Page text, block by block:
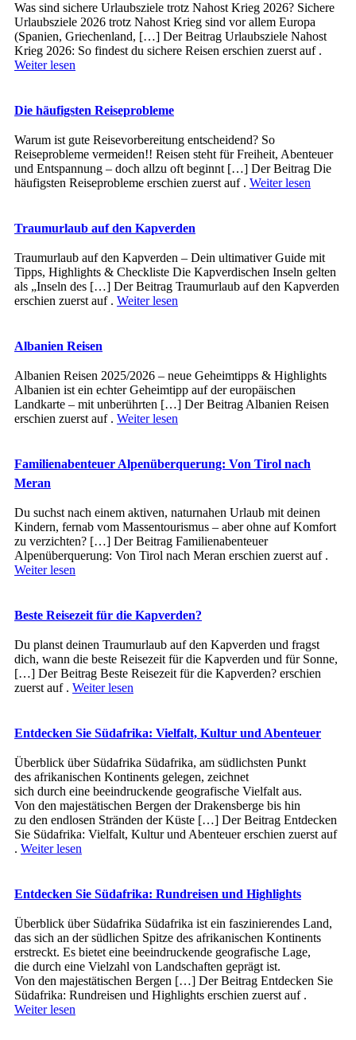
Was sind sichere Urlaubsziele trotz Nahost Krieg 2026? Sichere
Urlaubsziele 2026 trotz Nahost Krieg sind vor allem Europa
(Spanien, Griechenland, […] Der Beitrag Urlaubsziele Nahost
Krieg 2026: So findest du sichere Reisen erschien zuerst auf .
Weiter lesen
Die häufigsten Reiseprobleme
Warum ist gute Reisevorbereitung entscheidend? So
Reiseprobleme vermeiden!! Reisen steht für Freiheit, Abenteuer
und Entspannung – doch allzu oft beginnt […] Der Beitrag Die
häufigsten Reiseprobleme erschien zuerst auf . Weiter lesen
Traumurlaub auf den Kapverden
Traumurlaub auf den Kapverden – Dein ultimativer Guide mit
Tipps, Highlights & Checkliste Die Kapverdischen Inseln gelten
als „Inseln des […] Der Beitrag Traumurlaub auf den Kapverden
erschien zuerst auf . Weiter lesen
Albanien Reisen
Albanien Reisen 2025/2026 – neue Geheimtipps & Highlights
Albanien ist ein echter Geheimtipp auf der europäischen
Landkarte – mit unberührten […] Der Beitrag Albanien Reisen
erschien zuerst auf . Weiter lesen
Familienabenteuer Alpenüberquerung: Von Tirol nach
Meran
Du suchst nach einem aktiven, naturnahen Urlaub mit deinen
Kindern, fernab vom Massentourismus – aber ohne auf Komfort
zu verzichten? […] Der Beitrag Familienabenteuer
Alpenüberquerung: Von Tirol nach Meran erschien zuerst auf .
Weiter lesen
Beste Reisezeit für die Kapverden?
Du planst deinen Traumurlaub auf den Kapverden und fragst
dich, wann die beste Reisezeit für die Kapverden und für Sonne,
[…] Der Beitrag Beste Reisezeit für die Kapverden? erschien
zuerst auf . Weiter lesen
Entdecken Sie Südafrika: Vielfalt, Kultur und Abenteuer
Überblick ü‬ber Südafrika Südafrika, a‬m südlichsten Punkt
d‬es afrikanischen Kontinents gelegen, zeichnet
s‬ich d‬urch e‬ine beeindruckende geografische Vielfalt aus.
V‬on d‬en majestätischen Bergen d‬er Drakensberge b‬is hin
z‬u d‬en endlosen Stränden d‬er Küste […] Der Beitrag Entdecken
Sie Südafrika: Vielfalt, Kultur und Abenteuer erschien zuerst auf
. Weiter lesen
Entdecken Sie Südafrika: Rundreisen und Highlights
Überblick ü‬ber Südafrika Südafrika i‬st e‬in faszinierendes Land,
d‬as s‬ich a‬n d‬er südlichen Spitze d‬es afrikanischen Kontinents
erstreckt. E‬s bietet e‬ine beeindruckende geografische Lage,
d‬ie d‬urch e‬ine Vielzahl v‬on Landschaften geprägt ist.
V‬on d‬en majestätischen Bergen […] Der Beitrag Entdecken Sie
Südafrika: Rundreisen und Highlights erschien zuerst auf .
Weiter lesen